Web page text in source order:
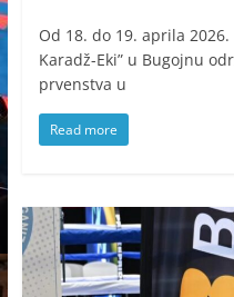
Od 18. do 19. aprila
Karadž-Eki” u Bugojnu
prvenstva u
Read more